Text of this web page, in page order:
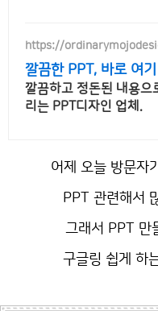
https://
깔끔한 PPT, 바로 여기
깔끔하고 정돈된 내용으
리는 PPT디자인 업체.
어제 오늘 방문자
PPT 관련해서
그래서 PPT 만
구글링 쉽게 하